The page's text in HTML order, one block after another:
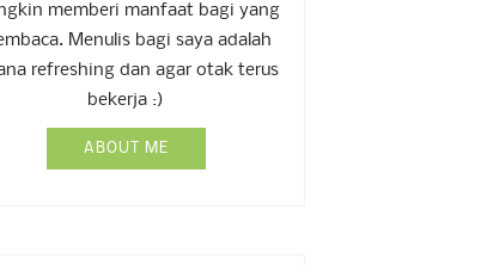
memberi manfaat bagi yang
Menulis bagi saya adalah
refreshing dan agar otak terus
bekerja :)
ABOUT ME